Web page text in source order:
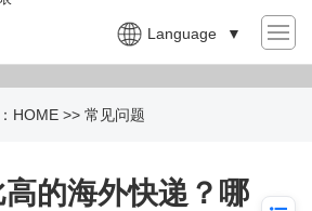
Language ▼
HOME >> 常见问题
的海外快递？哪